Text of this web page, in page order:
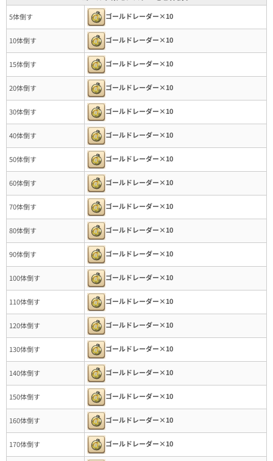
5体倒す ゴールドレーダー×10
10体倒す ゴールドレーダー×10
15体倒す ゴールドレーダー×10
20体倒す ゴールドレーダー×10
30体倒す ゴールドレーダー×10
40体倒す ゴールドレーダー×10
50体倒す ゴールドレーダー×10
60体倒す ゴールドレーダー×10
70体倒す ゴールドレーダー×10
80体倒す ゴールドレーダー×10
90体倒す ゴールドレーダー×10
100体倒す ゴールドレーダー×10
110体倒す ゴールドレーダー×10
120体倒す ゴールドレーダー×10
130体倒す ゴールドレーダー×10
140体倒す ゴールドレーダー×10
150体倒す ゴールドレーダー×10
160体倒す ゴールドレーダー×10
170体倒す ゴールドレーダー×10